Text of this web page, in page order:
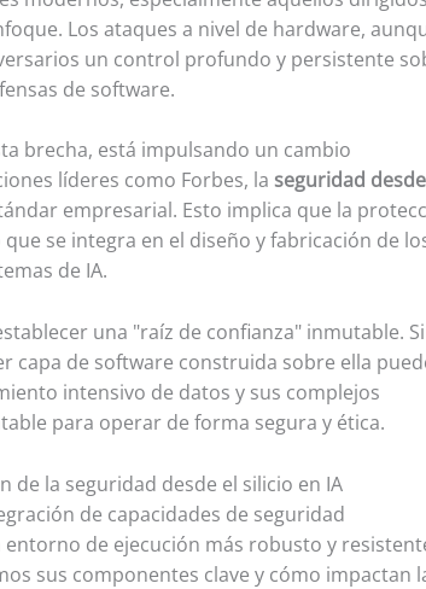
Los ataques a nivel de hardware,
un control profundo y persistente
de software.
brecha, está impulsando un cambio
líderes como Forbes, la seguridad
empresarial. Esto implica que la
se integra en el diseño y fabricación de
de IA.
una "raíz de confianza" inmutable.
capa de software construida sobre ella
intensivo de datos y sus complejos
para operar de forma segura y ética.
de la seguridad desde el silicio en IA
de capacidades de seguridad
de ejecución más robusto y
sus componentes clave y cómo impactan